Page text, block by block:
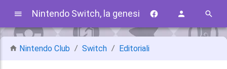
Nintendo Switch, la genesi
Nintendo Club Switch Editoriali